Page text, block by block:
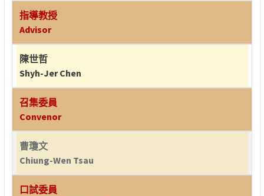
指導教授
Advisor
陳世哲
Shyh-Jer Chen
召集委員
Convenor
曹瓊文
Chiung-Wen Tsau
口試委員